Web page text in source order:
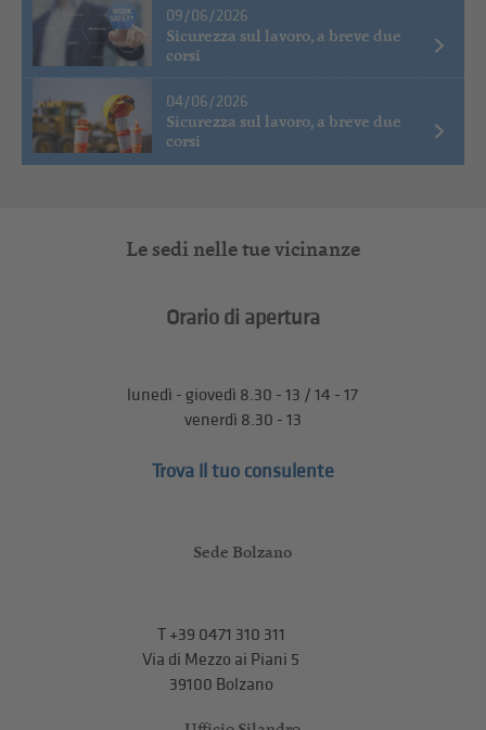
09/06/2026
Sicurezza sul lavoro, a breve due
corsi
04/06/2026
Sicurezza sul lavoro, a breve due
corsi
Le sedi nelle tue vicinanze
Orario di apertura
lunedì - giovedì 8.30 - 13 / 14 - 17
venerdì 8.30 - 13
Trova il tuo consulente
Sede Bolzano
T+39 0471 310 311
Via di Mezzo ai Piani 5
39100 Bolzano